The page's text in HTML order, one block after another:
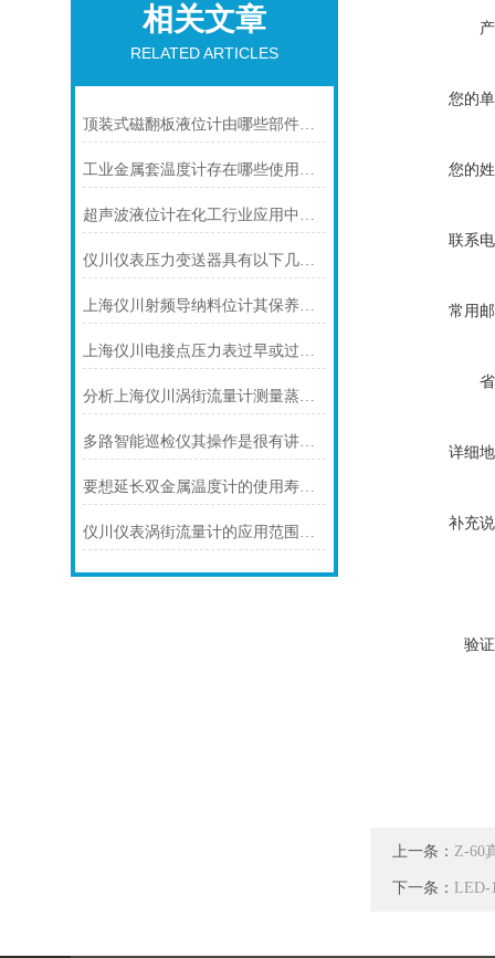
相关文章
RELATED ARTICLES
顶装式磁翻板液位计由哪些部件构成？关键组成全梳理
工业金属套温度计存在哪些使用建议呢？
超声波液位计在化工行业应用中碰到的常见问题及解决方案
仪川仪表压力变送器具有以下几大技术特点
上海仪川射频导纳料位计其保养是很有讲究的
上海仪川电接点压力表过早或过晚发生信号
分析上海仪川涡街流量计测量蒸汽的三种方式
多路智能巡检仪其操作是很有讲究的
要想延长双金属温度计的使用寿命可少不了以下步骤
仪川仪表涡街流量计的应用范围主要包括以下几个方面
您的
您的
联系
常用
详细
补充
验
上一条： Z-60
下一条： LED-